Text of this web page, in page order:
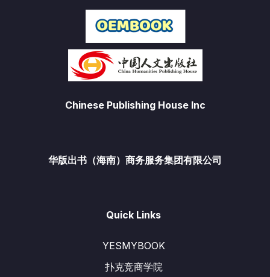
Chinese Publishing House Inc
华版出书（海南）商务服务集团有限公司
Quick Links
YESMYBOOK
扑克竞商学院